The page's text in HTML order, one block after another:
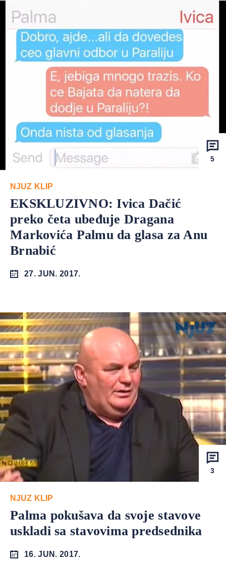
5
NJUZ KLIP
EKSKLUZIVNO: Ivica Dačić
preko četa ubeđuje Dragana
Markovića Palmu da glasa za Anu
Brnabić
27. JUN. 2017.
3
NJUZ KLIP
Palma pokušava da svoje stavove
uskladi sa stavovima predsednika
16. JUN. 2017.